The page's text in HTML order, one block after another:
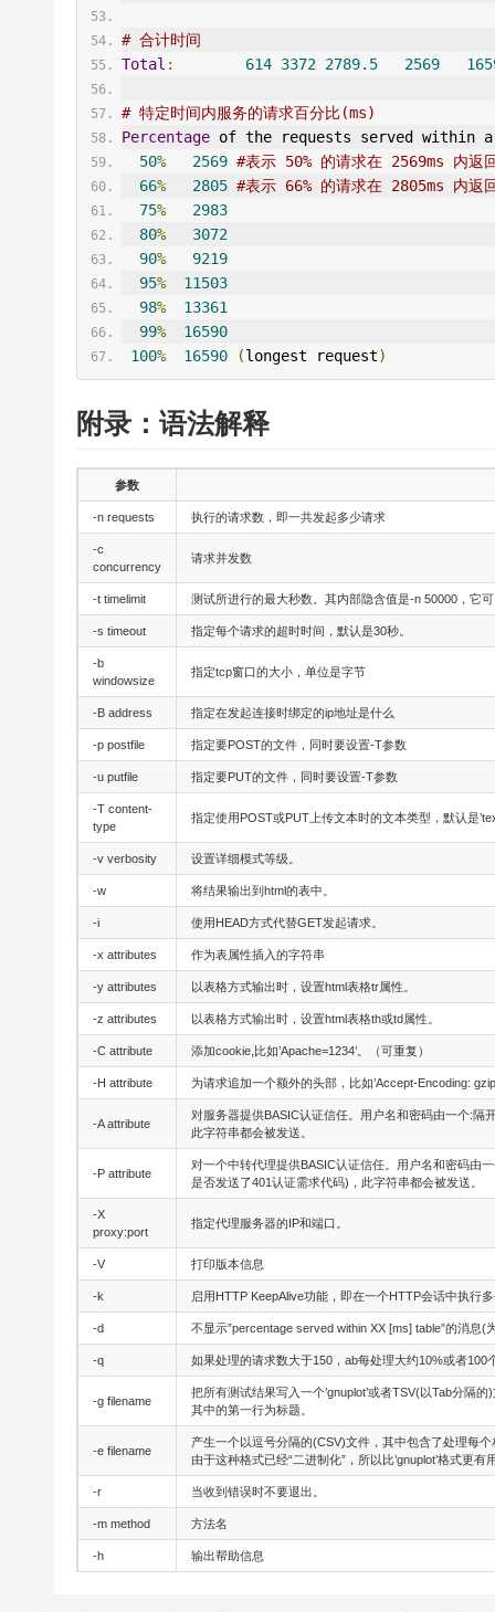
# 合计时间
Total : 614 3372 2789.5 2569
# 特定时间内服务的请求百分比(ms)
Percentage of the requests served within
50% 2569 #表示 50% 的请求在 2569ms 内返
66% 2805 #表示 66% 的请求在 2805ms 内返
75%
2983
80%
3072
90%
9219
95%
11503
98%
13361
99%
16590
100% 16590 (longest request)
附录：语法解释
参数
-n requests 执行的请求数，即一共发起多少请求
-c
concurrency
请求并发数
-t timelimit 测试所进行的最大秒数。其内部隐含值是-n 50000，它
-s timeout 指定每个请求的超时时间，默认是30秒。
-b
windowsize
指定tcp窗口的大小，单位是字节
-B address 指定在发起连接时绑定的ip地址是什么
-p postfile 指定要POST的文件，同时要设置-T参数
-u putfile 指定要PUT的文件，同时要设置-T参数
-T content-
type
指定使用POST或PUT上传文本时的文本类型，默认是
-v verbosity 设置详细模式等级。
-w 将结果输出到html的表中。
-i 使用HEAD方式代替GET发起请求。
-x attributes 作为表属性插入的字符串
-y attributes 以表格方式输出时，设置html表格tr属性。
-z attributes 以表格方式输出时，设置html表格th或td属性。
-C attribute 添加cookie,比如’Apache=1234’。（可重复）
-H attribute 为请求追加一个额外的头部，比如’Accept-Encoding:
-A attribute
对服务器提供BASIC认证信任。用户名和密码由一个:
此字符串都会被发送。
-P attribute
对一个中转代理提供BASIC认证信任。用户名和密码由
是否发送了401认证需求代码)，此字符串都会被发送。
-X
proxy:port
指定代理服务器的IP和端口。
-V 打印版本信息
-k 启用HTTP KeepAlive功能，即在一个HTTP会话中执行
-d 不显示”percentage served within XX [ms] table”的消息(
-q 如果处理的请求数大于150，ab每处理大约10%或者
-g filename
把所有测试结果写入一个’gnuplot’或者TSV(以Tab分隔
其中的第一行为标题。
-e filename
产生一个以逗号分隔的(CSV)文件，其中包含了处理每
由于这种格式已经“二进制化”，所以比’gnuplot’格式更有
-r 当收到错误时不要退出。
-m method 方法名
-h 输出帮助信息